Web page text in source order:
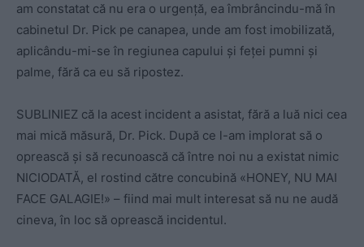
am constatat că nu era o urgenţă, ea îmbrâncindu-mă în
cabinetul Dr. Pick pe canapea, unde am fost imobilizată,
aplicându-mi-se în regiunea capului şi feţei pumni şi
palme, fără ca eu să ripostez.
SUBLINIEZ că la acest incident a asistat, fără a luă nici cea
mai mică măsură, Dr. Pick. După ce l-am implorat să o
oprească şi să recunoască că între noi nu a existat nimic
NICIODATĂ, el rostind către concubină «HONEY, NU MAI
FACE GALAGIE!» – fiind mai mult interesat să nu ne audă
cineva, în loc să oprească incidentul.